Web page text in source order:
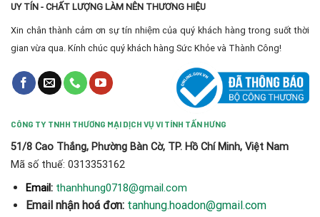
UY TÍN - CHẤT LƯỢNG LÀM NÊN THƯƠNG HIỆU
Xin chân thành cảm ơn sự tín nhiệm của quý khách hàng trong suốt thời
gian vừa qua. Kính chúc quý khách hàng Sức Khỏe và Thành Công!
CÔNG TY TNHH THƯƠNG MẠI DỊCH VỤ VI TÍNH TẤN HƯNG
51/8 Cao Thắng, Phường Bàn Cờ, TP. Hồ Chí Minh, Việt Nam
Mã số thuế: 0313353162
Email: thanhhung0718@gmail.com
Email nhận hoá đơn: tanhung.hoadon@gmail.com